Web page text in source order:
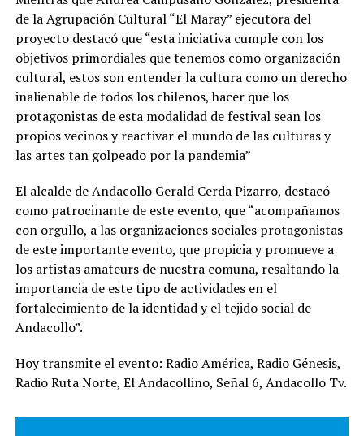
de la Agrupación Cultural “El Maray” ejecutora del
proyecto destacó que “esta iniciativa cumple con los
objetivos primordiales que tenemos como organización
cultural, estos son entender la cultura como un derecho
inalienable de todos los chilenos, hacer que los
protagonistas de esta modalidad de festival sean los
propios vecinos y reactivar el mundo de las culturas y
las artes tan golpeado por la pandemia”
El alcalde de Andacollo Gerald Cerda Pizarro, destacó
como patrocinante de este evento, que “acompañamos
con orgullo, a las organizaciones sociales protagonistas
de este importante evento, que propicia y promueve a
los artistas amateurs de nuestra comuna, resaltando la
importancia de este tipo de actividades en el
fortalecimiento de la identidad y el tejido social de
Andacollo”.
Hoy transmite el evento: Radio América, Radio Génesis,
Radio Ruta Norte, El Andacollino, Señal 6, Andacollo Tv.